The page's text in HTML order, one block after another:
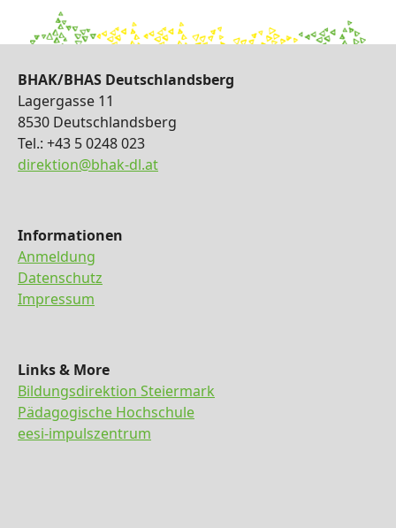
BHAK/BHAS Deutschlandsberg
Lagergasse 11
8530 Deutschlandsberg
Tel.: +43 5 0248 023
direktion@bhak-dl.at
Informationen
Anmeldung
Datenschutz
Impressum
Links & More
Bildungsdirektion Steiermark
Pädagogische Hochschule
eesi-impulszentrum